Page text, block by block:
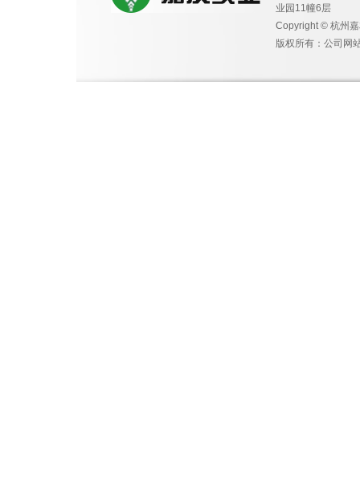
业园11幢6层
Copyright © 杭州
版权所有：公司网